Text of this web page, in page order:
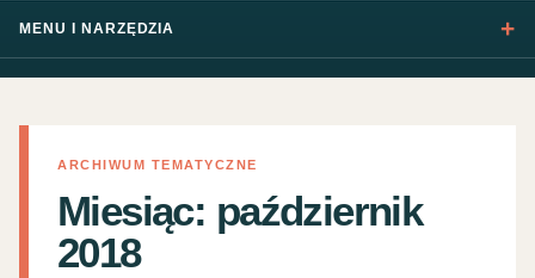
MENU I NARZĘDZIA
ARCHIWUM TEMATYCZNE
Miesiąc: październik
2018